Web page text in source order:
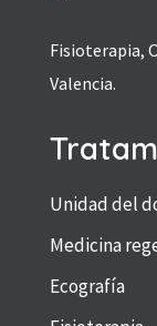
Fisioterapia,
Valencia.
Unidad del
Medicina
Ecografía